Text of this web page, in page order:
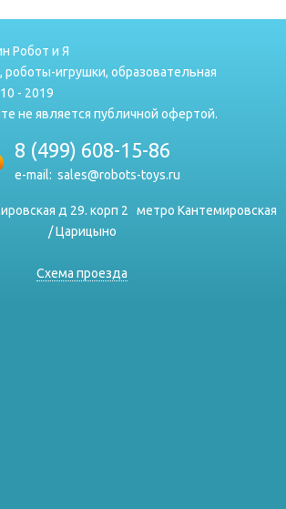
Робот и Я
роботы-игрушки, образовательная
- 2019
не является публичной офертой.
8 (499) 608-15-86
e-mail: sales@robots-toys.ru
д 29. корп 2
метро Кантемировская
/ Царицыно
Схема проезда